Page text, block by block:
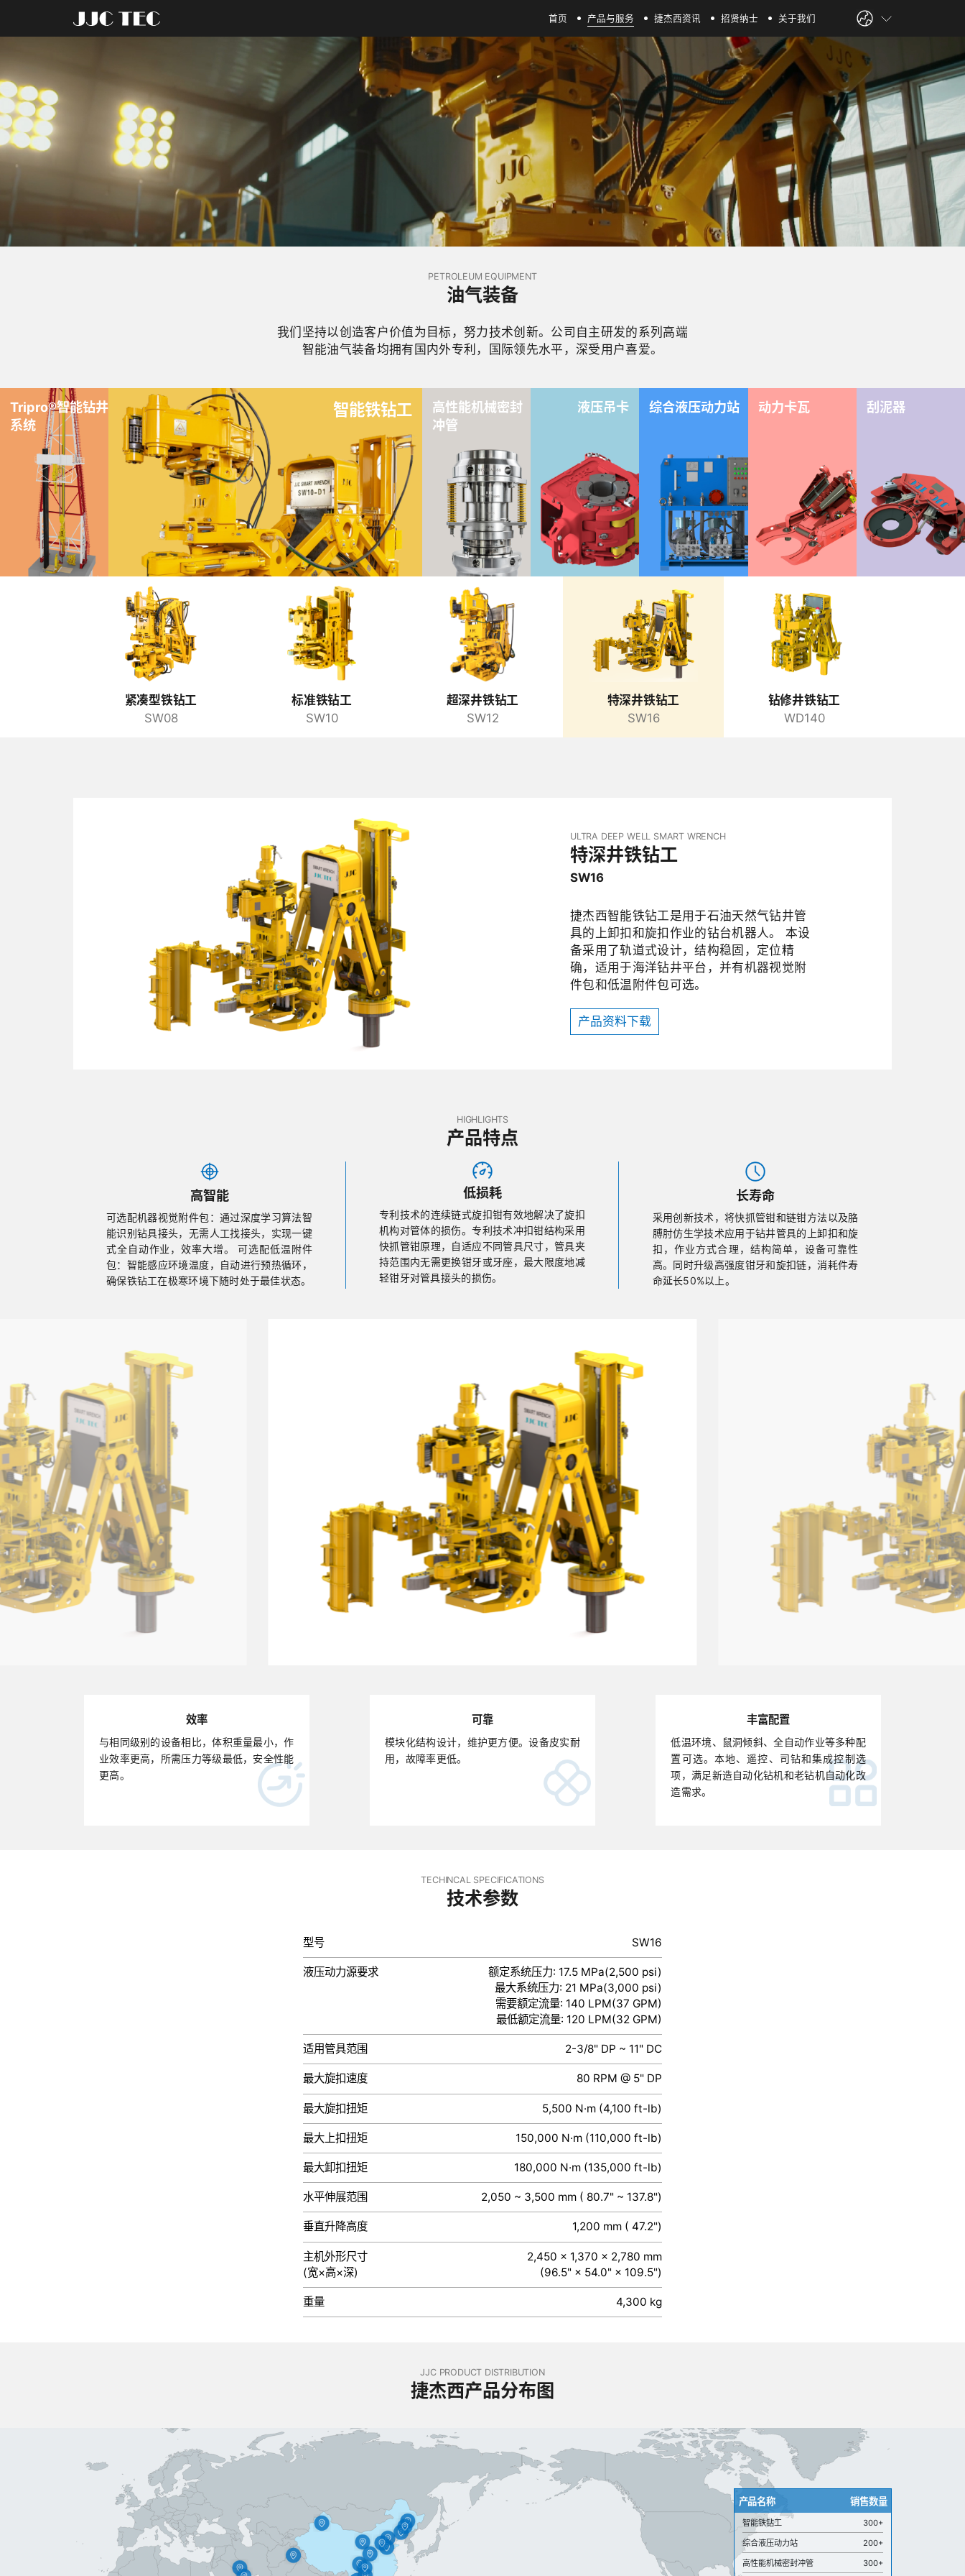
Tripro®智能钻井系统
- 技术服务
首页 产品与服务 捷杰西资讯 招贤纳士 关于我们
PETROLEUM EQUIPMENT
油气装备
我们坚持以创造客户价值为目标，努力技术创新。公司自主研发的系列高端
智能油气装备均拥有国内外专利，国际领先水平，深受用户喜爱。
Tripro®智能钻井
系统
智能铁钻工
高性能机械密封
冲管
液压吊卡 综合液压动力站 动力卡瓦 刮泥器
紧凑型铁钻工
SW08
标准铁钻工
SW10
超深井铁钻工
SW12
特深井铁钻工
SW16
钻修井铁钻工
WD140
ULTRA DEEP WELL SMART WRENCH
特深井铁钻工
SW16
捷杰西智能铁钻工是用于石油天然气钻井管
具的上卸扣和旋扣作业的钻台机器人。 本设
备采用了轨道式设计，结构稳固，定位精
确，适用于海洋钻井平台，并有机器视觉附
件包和低温附件包可选。
产品资料下载
HIGHLIGHTS
产品特点
高智能
可选配机器视觉附件包：通过深度学习算法智
能识别钻具接头，无需人工找接头，实现一键
式全自动作业，效率大增。 可选配低温附件
包：智能感应环境温度，自动进行预热循环，
确保铁钻工在极寒环境下随时处于最佳状态。
低损耗
专利技术的连续链式旋扣钳有效地解决了旋扣
机构对管体的损伤。专利技术冲扣钳结构采用
快抓管钳原理，自适应不同管具尺寸，管具夹
持范围内无需更换钳牙或牙座，最大限度地减
轻钳牙对管具接头的损伤。
长寿命
采用创新技术，将快抓管钳和链钳方法以及胳
膊肘仿生学技术应用于钻井管具的上卸扣和旋
扣，作业方式合理，结构简单，设备可靠性
高。同时升级高强度钳牙和旋扣链，消耗件寿
命延长50%以上。
效率
与相同级别的设备相比，体积重量最小，作
业效率更高，所需压力等级最低，安全性能
更高。
可靠
模块化结构设计，维护更方便。设备皮实耐
用，故障率更低。
丰富配置
低温环境、鼠洞倾斜、全自动作业等多种配
置可选。本地、遥控、司钻和集成控制选
项，满足新造自动化钻机和老钻机自动化改
造需求。
TECHINCAL SPECIFICATIONS
技术参数
型号 SW16
液压动力源要求
额定系统压力: 17.5 MPa(2,500 psi)
最大系统压力: 21 MPa(3,000 psi)
需要额定流量: 140 LPM(37 GPM)
最低额定流量: 120 LPM(32 GPM)
适用管具范围 2-3/8" DP ~ 11" DC
最大旋扣速度 80 RPM @ 5" DP
最大旋扣扭矩 5,500 N·m (4,100 ft-lb)
最大上扣扭矩 150,000 N·m (110,000 ft-lb)
最大卸扣扭矩 180,000 N·m (135,000 ft-lb)
水平伸展范围 2,050 ~ 3,500 mm ( 80.7" ~ 137.8")
垂直升降高度 1,200 mm ( 47.2")
主机外形尺寸
(宽×高×深)
2,450 × 1,370 × 2,780 mm
(96.5" × 54.0" × 109.5")
重量 4,300 kg
JJC PRODUCT DISTRIBUTION
捷杰西产品分布图
产品名称 销售数量
智能铁钻工
300+
综合液压动力站
200+
高性能机械密封冲管
300+